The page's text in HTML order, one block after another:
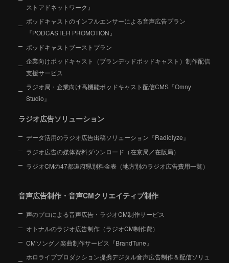
ストアドネットワーク』
ポッドキャストのインフルエンサーによる音声広告プラン
『PODCASTER PROMOTION』
ポッドキャストブーストプラン
企業向けポッドキャスト（ブランデッドポッドキャスト）制作配信
支援サービス
ラジオ局・企業向け高機能ポッドキャスト配信CMS『Omny
Studio』
ラジオ広告ソリューション
データ活用のラジオ広告出稿ソリューション『Radiolyze』
ラジオ広告の媒体資料ダウンロード（在京局／在阪局）
ラジオCMの47都道府県別料金表（地方別のラジオ広告費用一覧）
音声広告制作・音声CMクリエイティブ制作
声のプロによる音声広告・ラジオCM制作サービス
オトナルのラジオ広告制作（ラジオCM制作費）
CMソング／楽曲制作サービス『BrandTune』
ホロライブプロダクション提携デジタル音声広告制作＆配信ソリュ